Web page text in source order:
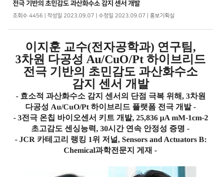
전극 기반의 초민감도 과산화수소 감지 센서 개발
조회수 4456 | 작성일 2023.09.07 | 수정일 2023.09.07 | 홍보기획실
이지훈 교수(전자공학과) 연구팀,
3차원 다공성 Au/CuO/Pt 하이브리드
전극 기반의 초민감도 과산화수소
감지 센서 개발
- 효소적 과산화수소 감지 센서의 단점 극복 위해, 3차원
다공성 Au/CuO/Pt 하이브리드 플랫폼 전극 개발-
- 3전극 온칩 바이오센서 키트 개발, 25,836 μA mM-1cm-2
초고감도 센싱능력, 30시간 연속 안정성 증명-
- JCR 카테고리 랭킹 1위 저널, Sensors and Actuators B:
Chemical과학전문지 게재-